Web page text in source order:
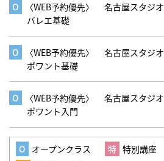
〈WEB予約優先〉
バレエ基礎
名古屋スタジオ
〈WEB予約優先〉
ポワント基礎
名古屋スタジオ
〈WEB予約優先〉
ポワント入門
名古屋スタジオ
オープンクラス 特別講座